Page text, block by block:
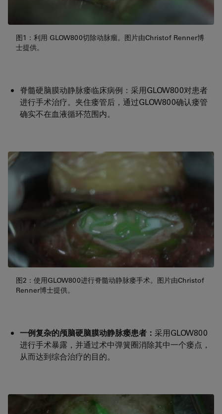
图1：利用 GLOW800切除动脉瘤。图片由Christof Renner博
士提供。
脊髓硬脑膜动静脉瘘临床病例：采用GLOW800对患者
进行手术治疗。夹住瘘管后，通过GLOW800确认瘘管
确实不在血液循环范围内。
图2：使用GLOW800进行脊髓动静脉瘘手术。图片由Christof
Renner博士提供。
一例复杂的颅脑硬脑膜动静脉瘘患者： 采用GLOW800
进行手术暴露，并通过术中弹簧圈消除其中一个瘘点，
从而达到综合治疗的目的。